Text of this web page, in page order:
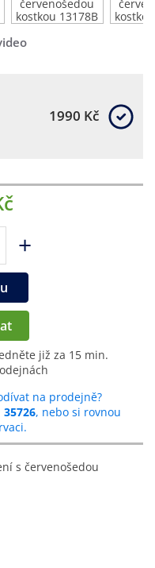
1990 Kč
+
již za 15 min.
na prodejně?
35726, nebo si rovnou